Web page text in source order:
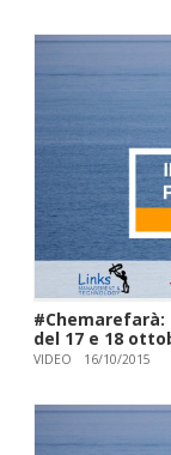
del 17 e 18
VIDEO 16/10/2015